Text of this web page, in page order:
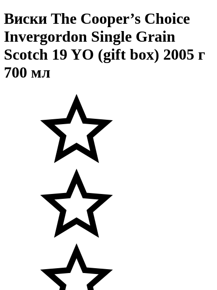
Виски The Cooper’s Choice
Invergordon Single Grain
Scotch 19 YO (gift box) 2005 г
700 мл